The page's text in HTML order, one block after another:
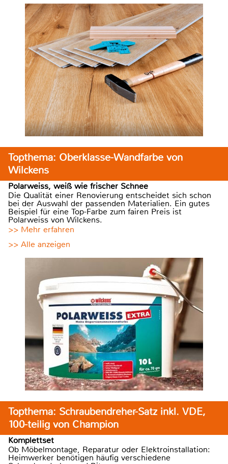
Topthema: Oberklasse-Wandfarbe von
Wilckens
Polarweiss, weiß wie frischer Schnee
Die Qualität einer Renovierung entscheidet sich schon
bei der Auswahl der passenden Materialien. Ein gutes
Beispiel für eine Top-Farbe zum fairen Preis ist
Polarweiss von Wilckens.
>> Mehr erfahren
>> Alle anzeigen
Topthema: Schraubendreher-Satz inkl. VDE,
100-teilig von Champion
Komplettset
Ob Möbelmontage, Reparatur oder Elektroinstallation:
Heimwerker benötigen häufig verschiedene